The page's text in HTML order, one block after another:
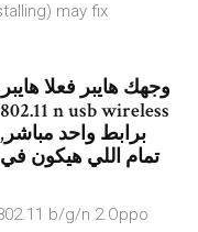
may fix
وجهك هايبر فعلا
تمام اللي هيكون
b/g/n 2.Oppo